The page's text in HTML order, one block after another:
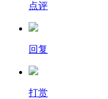
点评
回复
打赏